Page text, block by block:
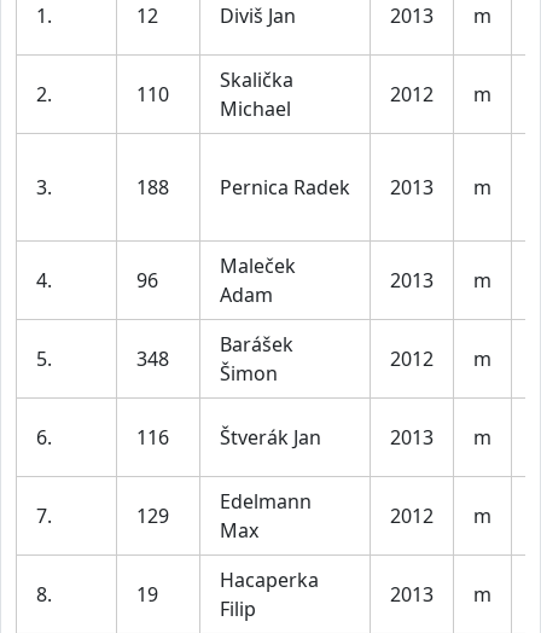
1. 12 Diviš Jan 2013 m
2. 110
Skalička
Michael
2012 m
3. 188 Pernica Radek 2013 m
4. 96
Maleček
Adam
2013 m
5. 348
Barášek
Šimon
2012 m
6. 116 Štverák Jan 2013 m
7. 129
Edelmann
Max
2012 m
8. 19
Hacaperka
Filip
2013 m